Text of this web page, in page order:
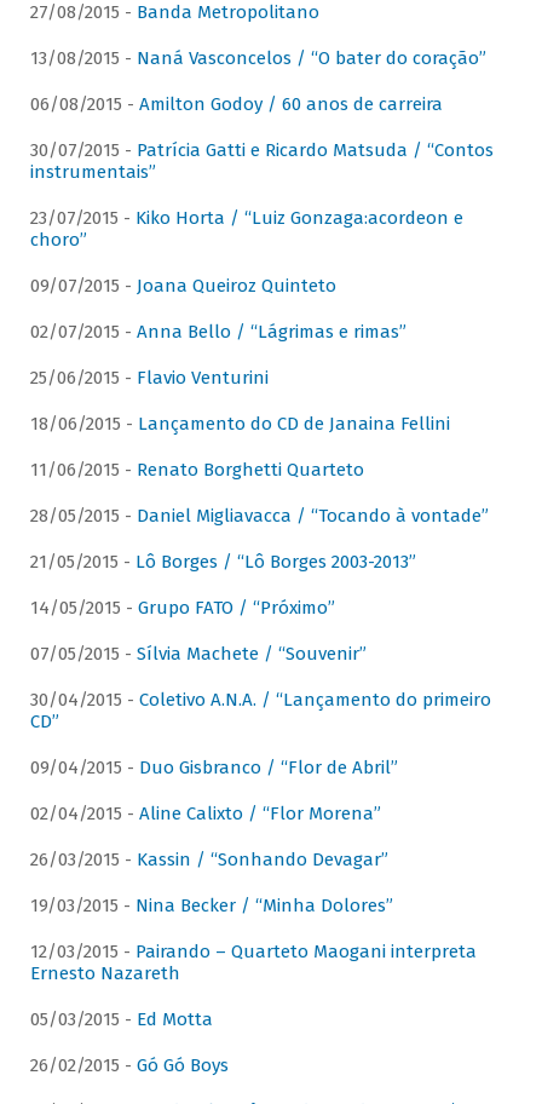
27/08/2015 - Banda Metropolitano
13/08/2015 - Naná Vasconcelos / “O bater do coração”
06/08/2015 - Amilton Godoy / 60 anos de carreira
30/07/2015 - Patrícia Gatti e Ricardo Matsuda / “Contos
instrumentais”
23/07/2015 - Kiko Horta / “Luiz Gonzaga:acordeon e
choro”
09/07/2015 - Joana Queiroz Quinteto
02/07/2015 - Anna Bello / “Lágrimas e rimas”
25/06/2015 - Flavio Venturini
18/06/2015 - Lançamento do CD de Janaina Fellini
11/06/2015 - Renato Borghetti Quarteto
28/05/2015 - Daniel Migliavacca / “Tocando à vontade”
21/05/2015 - Lô Borges / “Lô Borges 2003-2013”
14/05/2015 - Grupo FATO / “Próximo”
07/05/2015 - Sílvia Machete / “Souvenir”
30/04/2015 - Coletivo A.N.A. / “Lançamento do primeiro
CD”
09/04/2015 - Duo Gisbranco / “Flor de Abril”
02/04/2015 - Aline Calixto / “Flor Morena”
26/03/2015 - Kassin / “Sonhando Devagar”
19/03/2015 - Nina Becker / “Minha Dolores”
12/03/2015 - Pairando – Quarteto Maogani interpreta
Ernesto Nazareth
05/03/2015 - Ed Motta
26/02/2015 - Gó Gó Boys